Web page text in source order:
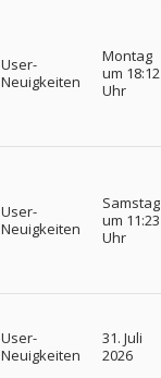
User-
Neuigkeiten
Montag
um 18:12
Uhr
User-
Neuigkeiten
Samstag
um 11:23
Uhr
User-
Neuigkeiten
31. Juli
2026